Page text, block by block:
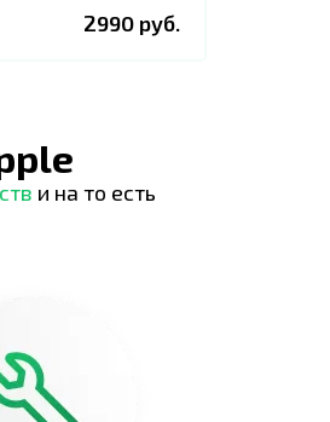
2990 руб.
и на то есть